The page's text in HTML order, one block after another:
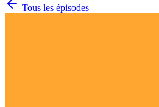
Tous les épisodes